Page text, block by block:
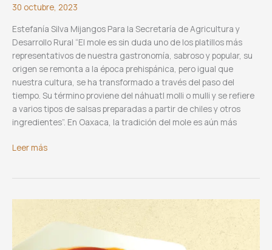
30 octubre, 2023
Estefanía Silva Mijangos Para la Secretaría de Agricultura y
Desarrollo Rural “El mole es sin duda uno de los platillos más
representativos de nuestra gastronomía, sabroso y popular, su
origen se remonta a la época prehispánica, pero igual que
nuestra cultura, se ha transformado a través del paso del
tiempo. Su término proviene del náhuatl molli o mulli y se refiere
a varios tipos de salsas preparadas a partir de chiles y otros
ingredientes”. En Oaxaca, la tradición del mole es aún más
El
del
Leer más